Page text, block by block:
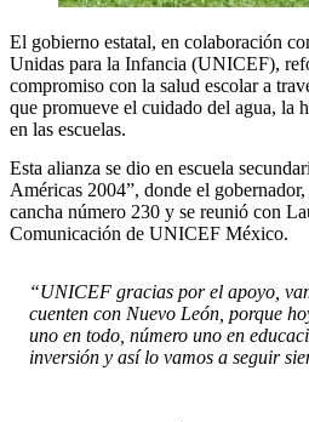
El gobierno estatal, en colaboración
Unidas para la Infancia (UNICEF),
compromiso con la salud escolar a
que promueve el cuidado del agua, la
en las escuelas.
Esta alianza se dio en escuela
Américas 2004”, donde el
cancha número 230 y se reunió con
Comunicación de UNICEF México.
“UNICEF gracias por el apoyo,
cuenten con Nuevo León, porque
uno en todo, número uno en
inversión y así lo vamos a seguir